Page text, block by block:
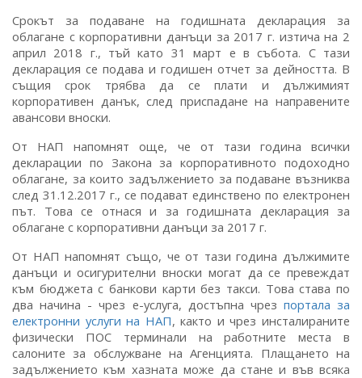
Срокът за подаване на годишната декларация за
облагане с корпоративни данъци за 2017 г. изтича на 2
април 2018 г., тъй като 31 март е в събота. С тази
декларация се подава и годишен отчет за дейността. В
същия срок трябва да се плати и дължимият
корпоративен данък, след приспадане на направените
авансови вноски.
От НАП напомнят още, че от тази година всички
декларации по Закона за корпоративното подоходно
облагане, за които задължението за подаване възниква
след 31.12.2017 г., се подават единствено по електронен
път. Това се отнася и за годишната декларация за
облагане с корпоративни данъци за 2017 г.
От НАП напомнят също, че от тази година дължимите
данъци и осигурителни вноски могат да се превеждат
към бюджета с банкови карти без такси. Това става по
два начина - чрез е-услуга, достъпна чрез портала за
електронни услуги на НАП, както и чрез инсталираните
физически ПОС терминали на работните места в
салоните за обслужване на Агенцията. Плащането на
задължението към хазната може да стане и във всяка